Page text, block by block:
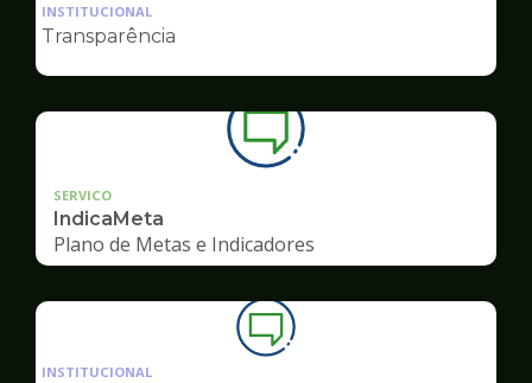
Ouvidoria
INSTITUCIONAL
Transparência
SERVICO
IndicaMeta
Plano de Metas e Indicadores
Ilustração
da
INSTITUCIONAL